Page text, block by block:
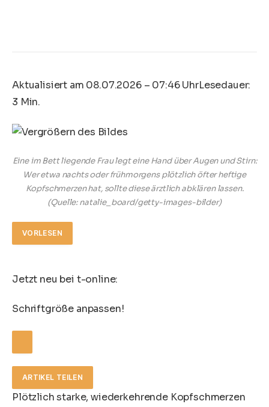
Aktualisiert am 08.07.2026 – 07:46 UhrLesedauer:
3 Min.
Eine im Bett liegende Frau legt eine Hand über Augen und Stirn:
Wer etwa nachts oder frühmorgens plötzlich öfter heftige
Kopfschmerzen hat, sollte diese ärztlich abklären lassen.
(Quelle: natalie_board/getty-images-bilder)
VORLESEN
Jetzt neu bei t-online:
Schriftgröße anpassen!
ARTIKEL TEILEN
Plötzlich starke, wiederkehrende Kopfschmerzen